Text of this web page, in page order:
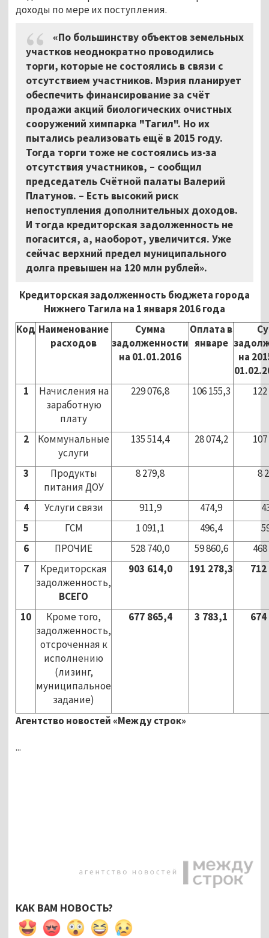
доходы по мере их поступления.
«По большинству объектов земельных
участков неоднократно проводились
торги, которые не состоялись в связи с
отсутствием участников. Мэрия планирует
обеспечить финансирование за счёт
продажи акций биологических очистных
сооружений химпарка "Тагил". Но их
пытались реализовать ещё в 2015 году.
Тогда торги тоже не состоялись из-за
отсутствия участников, – сообщил
председатель Счётной палаты Валерий
Платунов. – Есть высокий риск
непоступления дополнительных доходов.
И тогда кредиторская задолженность не
погасится, а, наоборот, увеличится. Уже
сейчас верхний предел муниципального
долга превышен на 120 млн рублей».
Кредиторская задолженность бюджета города
Нижнего Тагила на 1 января 2016 года
Код Наименование
расходов
Сумма
задолженности
на 01.01.2016
Оплата в
январе
на
1
Начисления на
заработную
плату
229 076,8 106 155,3
2
Коммунальные
услуги
135 514,4 28 074,2
3
Продукты
питания ДОУ
8 279,8 8
4 Услуги связи 911,9 474,9
5
ГСМ 1 091,1 496,4
6
ПРОЧИЕ 528 740,0 59 860,6
7
Кредиторская
задолженность,
ВСЕГО
903 614,0 191 278,3
10
Кроме того,
задолженность,
отсроченная к
исполнению
(лизинг,
муниципальное
задание)
677 865,4 3 783,1
Агентство новостей «Между строк»
...
КАК ВАМ НОВОСТЬ?